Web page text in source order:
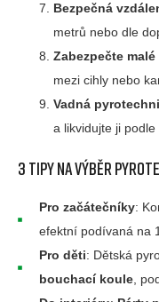
Bezpečná
metrů nebo dle
Zabezpečte
mezi cihly nebo
Vadná
a likvidujte ji podle
3 tipy na výběr
Pro začátečníky:
efektní podívaná na
Pro děti: Dětská
bouchací koule,